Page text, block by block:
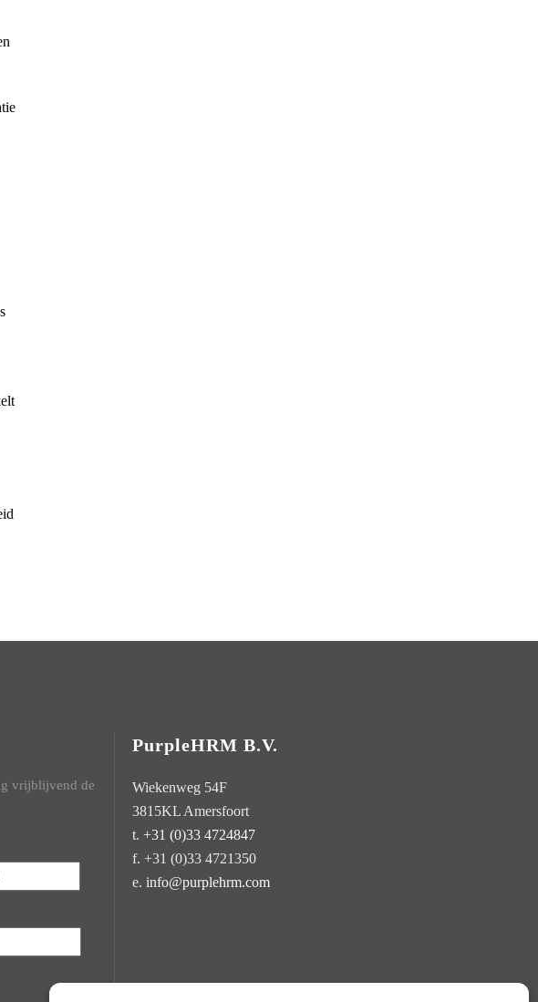
vrijblijvend de
Achternaam
PurpleHRM B.V.
Wiekenweg 54F
3815KL Amersfoort
t. +31 (0)33 4724847
f. +31 (0)33 4721350
e. info@purplehrm.com